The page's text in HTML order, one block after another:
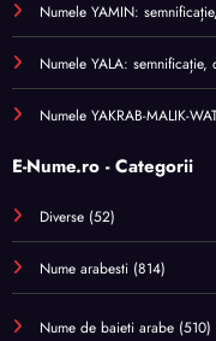
Numele YAMIN:
Numele YALA:
Numele YAKRAB-MALIK-
E-Nume.ro - Categorii
Diverse (52)
Nume arabesti (814)
Nume de baieti arabe (510)